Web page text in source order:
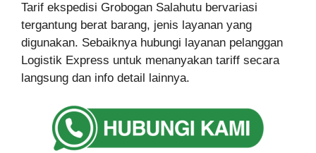
Tarif ekspedisi Grobogan Salahutu bervariasi
tergantung berat barang, jenis layanan yang
digunakan. Sebaiknya hubungi layanan pelanggan
Logistik Express untuk menanyakan tariff secara
langsung dan info detail lainnya.